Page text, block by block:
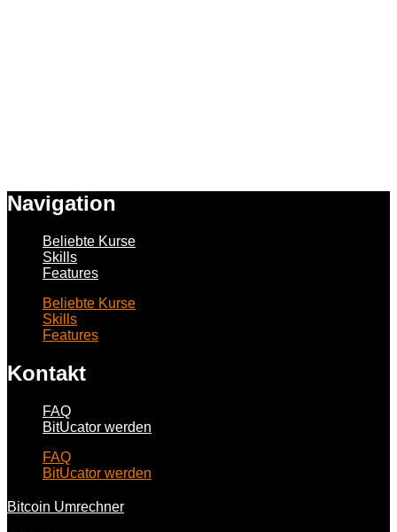
Navigation
Beliebte Kurse
Skills
Features
Beliebte Kurse
Skills
Features
Kontakt
FAQ
BitUcator werden
FAQ
BitUcator werden
Bitcoin Umrechner